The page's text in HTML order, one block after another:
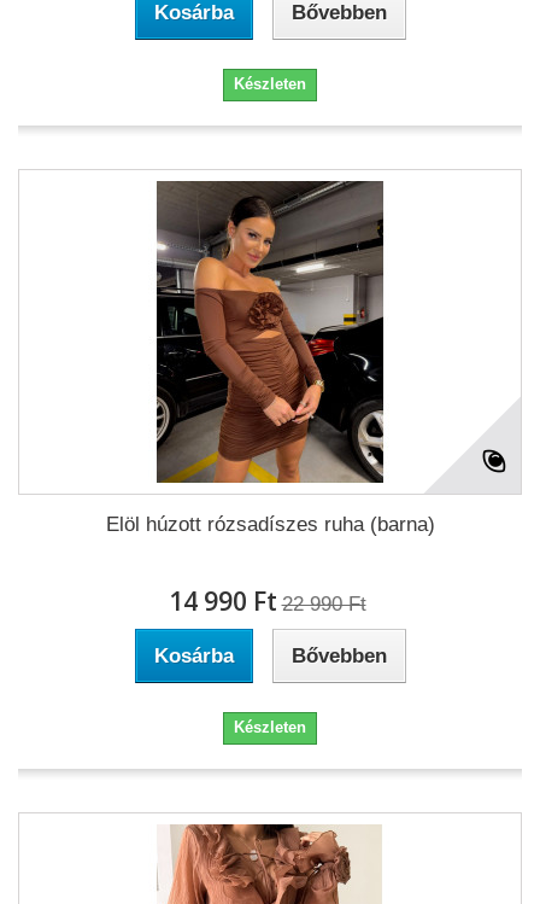
Kosárba Bővebben
Készleten
Elöl húzott rózsadíszes ruha (barna)
14 990 Ft‎ 22 990 Ft‎
Kosárba Bővebben
Készleten